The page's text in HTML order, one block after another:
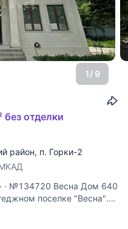
1/ 9
отделки
район, п. Горки-2
· №134720 Весна Дом 640
поселке "Весна".
box". Планировка дома: